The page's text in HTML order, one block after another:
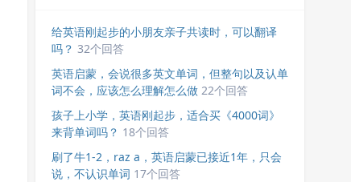
给英语刚起步的小朋友亲子共读时，可以翻译
吗？ 32个回答
英语启蒙，会说很多英文单词，但整句以及认单
词不会，应该怎么理解怎么做 22个回答
孩子上小学，英语刚起步，适合买《4000词》
来背单词吗？ 18个回答
刷了牛1-2，raz a，英语启蒙已接近1年，只会
说，不认识单词 17个回答